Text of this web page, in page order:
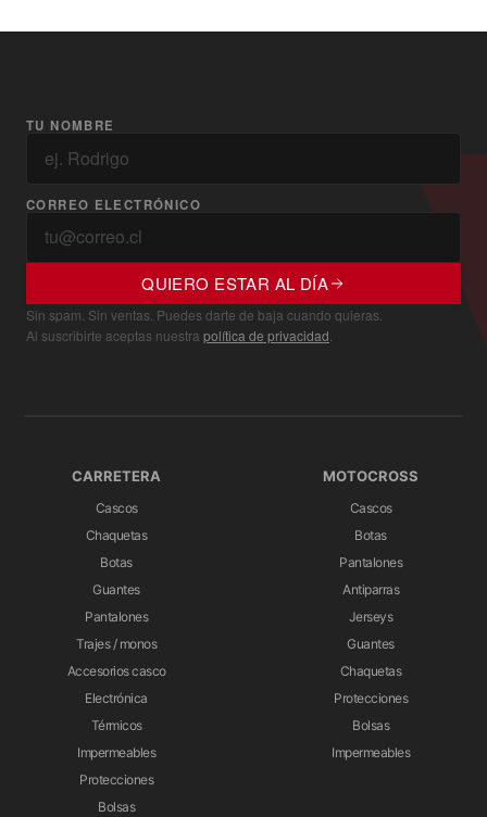
TU NOMBRE
CORREO ELECTRÓNICO
QUIERO ESTAR AL DÍA
Sin spam. Sin ventas. Puedes darte de baja cuando quieras.
Al suscribirte aceptas nuestra política de privacidad
CARRETERA
Cascos
Chaquetas
Botas
Guantes
Pantalones
Trajes / monos
Accesorios casco
Electrónica
Térmicos
Impermeables
Protecciones
Bolsas
MOTOCROSS
Cascos
Botas
Pantalones
Antiparras
Jerseys
Guantes
Chaquetas
Protecciones
Bolsas
Impermeables